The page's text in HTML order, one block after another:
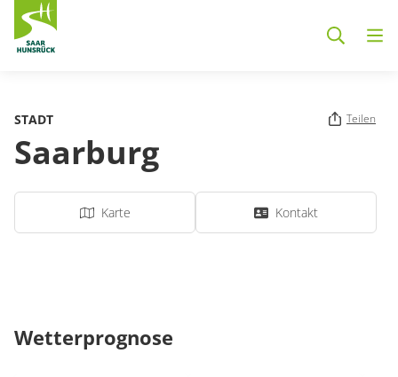
STADT Teilen
Saarburg
Karte Kontakt
Wetterprognose